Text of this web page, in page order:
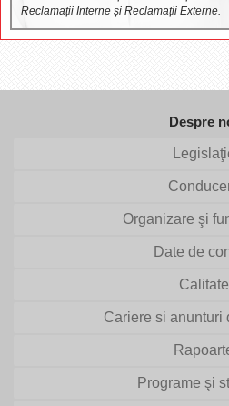
Reclamații Interne și Reclamații Externe.
Despre
Organizare şi
Date de
Calitate
Cariere si anunturi
Programe şi